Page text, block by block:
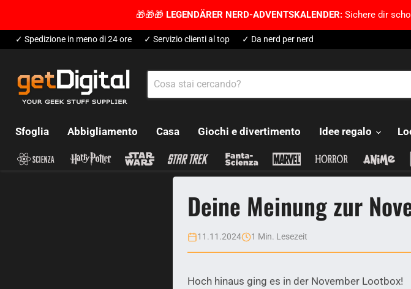
🎁🎁🎁 LEGENDÄRER NERD-ADVENTSKALENDER: Sichere dir
✓ Spedizione in meno di 24 ore ✓ Servizio clienti al top ✓ Da nerd per nerd
Sfoglia Abbigliamento Casa Giochi e divertimento Idee regalo
Deine Meinung zur
11.11.2024 1 Min. Lesezeit
Hoch hinaus ging es in der November Lootbox!